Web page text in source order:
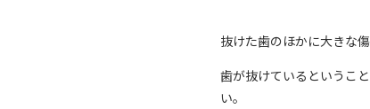
抜けた歯のほかに大きな
歯が抜けているというこ
い。